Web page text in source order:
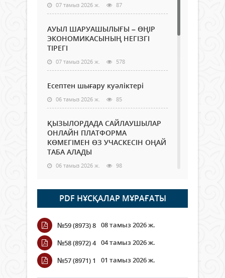
07 тамыз 2026 ж. 87
АУЫЛ ШАРУАШЫЛЫҒЫ – ӨҢІР
ЭКОНОМИКАСЫНЫҢ НЕГІЗГІ
ТІРЕГІ
07 тамыз 2026 ж. 578
Есептен шығару куәліктері
06 тамыз 2026 ж. 85
ҚЫЗЫЛОРДАДА САЙЛАУШЫЛАР
ОНЛАЙН ПЛАТФОРМА
КӨМЕГІМЕН ӨЗ УЧАСКЕСІН ОҢАЙ
ТАБА АЛАДЫ
06 тамыз 2026 ж. 98
Open Air: Қызылорда облысы
полиция департаменті 20
мыңнан астам көрерменнің
қауіпсіздігін қамтамасыз етті
06 тамыз 2026 ж.
Wi-Fi ҚАБЫРҒА АРҚЫЛЫ ҚАЛАЙ
ӨТЕДІ?
PDF НҰСҚАЛАР МҰРАҒАТЫ
№59 (8973) 8 08 тамыз 2026 ж.
№58 (8972) 4 04 тамыз 2026 ж.
№57 (8971) 1
01 тамыз 2026 ж.